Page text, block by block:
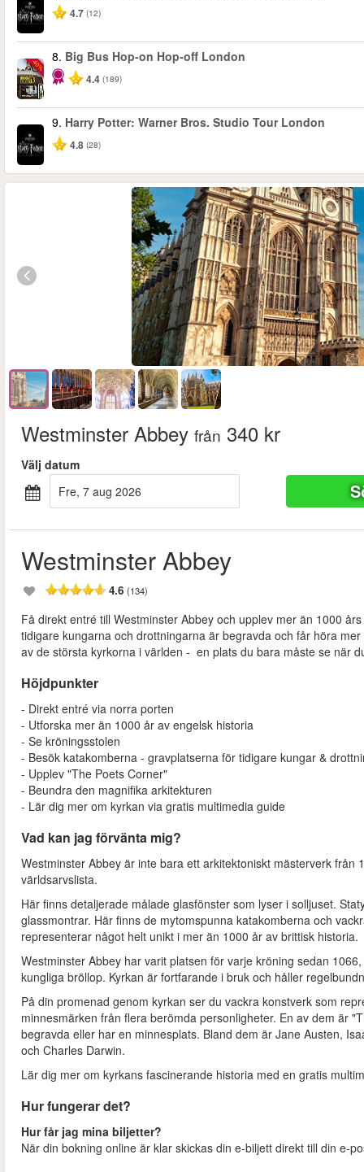
4.7 (12)
-40%
8. Big Bus Hop-on Hop-off London
4.4 (189)
9. Harry Potter: Warner Bros. Studio Tour London
4.8 (28)
Westminster Abbey från 340 kr
Välj datum
fre, 7 aug 2026
Westminster Abbey
4.6 (134)
Få direkt entré till Westminster Abbey och upplev mer än 1000
tidigare kungarna och drottningarna är begravda och får höra
av de största kyrkorna i världen - en plats du bara måste se när
Höjdpunkter
- Direkt entré via norra porten
- Utforska mer än 1000 år av engelsk historia
- Se kröningsstolen
- Besök katakomberna - gravplatserna för tidigare kungar &
- Upplev "The Poets Corner"
- Beundra den magnifika arkitekturen
- Lär dig mer om kyrkan via gratis multimedia guide
Vad kan jag förvänta mig?
Westminster Abbey är inte bara ett arkitektoniskt mästerverk
världsarvslista.
Här finns detaljerade målade glasfönster som lyser i solljuset.
glassmontrar. Här finns de mytomspunna katakomberna och
representerar något helt unikt i mer än 1000 år av brittisk historia.
Westminster Abbey har varit platsen för varje kröning sedan
kungliga bröllop. Kyrkan är fortfarande i bruk och håller
På din promenad genom kyrkan ser du vackra konstverk som
minnesmärken från flera berömda personligheter. En av dem är
begravda eller har en minnesplats. Bland dem är Jane Austen,
och Charles Darwin.
Lär dig mer om kyrkans fascinerande historia med en gratis
Hur fungerar det?
Hur får jag mina biljetter?
När din bokning online är klar skickas din e-biljett direkt till din e-